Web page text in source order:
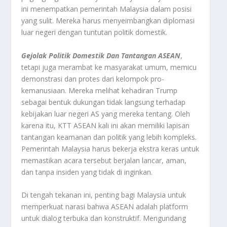
ini menempatkan pemerintah Malaysia dalam posisi
yang sulit. Mereka harus menyeimbangkan diplomasi
luar negeri dengan tuntutan politik domestik.
Gejolak Politik Domestik Dan Tantangan ASEAN,
tetapi juga merambat ke masyarakat umum, memicu
demonstrasi dan protes dari kelompok pro-
kemanusiaan. Mereka melihat kehadiran Trump
sebagai bentuk dukungan tidak langsung terhadap
kebijakan luar negeri AS yang mereka tentang. Oleh
karena itu, KTT ASEAN kali ini akan memiliki lapisan
tantangan keamanan dan politik yang lebih kompleks.
Pemerintah Malaysia harus bekerja ekstra keras untuk
memastikan acara tersebut berjalan lancar, aman,
dan tanpa insiden yang tidak di inginkan.
Di tengah tekanan ini, penting bagi Malaysia untuk
memperkuat narasi bahwa ASEAN adalah platform
untuk dialog terbuka dan konstruktif. Mengundang